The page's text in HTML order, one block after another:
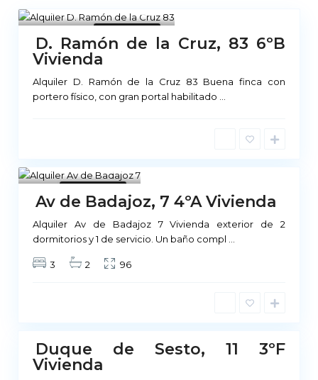
Madrid
D. Ramón de la Cruz, 83 6ºB
Vivienda
Alquiler D. Ramón de la Cruz 83 Buena finca con
portero físico, con gran portal habilitado
1
Av de Badajoz, 7 4ºA Vivienda
Alquiler Av de Badajoz 7 Vivienda exterior de 2
dormitorios y 1 de servicio. Un baño compl
3 2 96
M
d
Duque de Sesto, 11 3ºF
Vivienda